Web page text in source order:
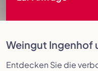
Weingut Ingenhof
Entdecken Sie die